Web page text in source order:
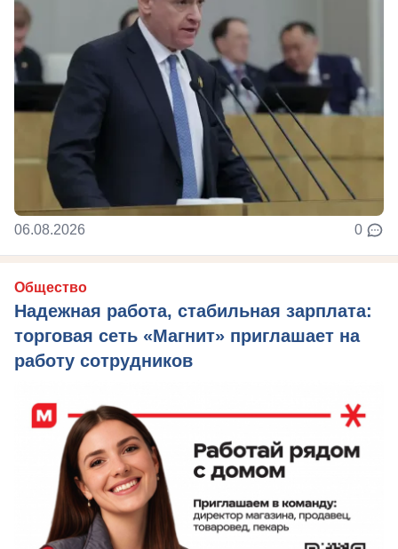
06.08.2026 0
Общество
Надежная работа, стабильная зарплата:
торговая сеть «Магнит» приглашает на
работу сотрудников